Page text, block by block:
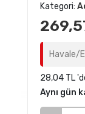
Kategori:
Havale/
28,04 TL
Aynı gün